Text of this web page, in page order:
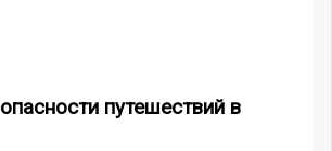
путешествий в